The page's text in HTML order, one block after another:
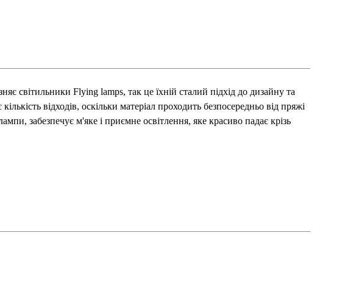
світильники Flying lamps, так це їхній сталий підхід до дизайну та
відходів, оскільки матеріал проходить безпосередньо від пряжі
забезпечує м'яке і приємне освітлення, яке красиво падає крізь